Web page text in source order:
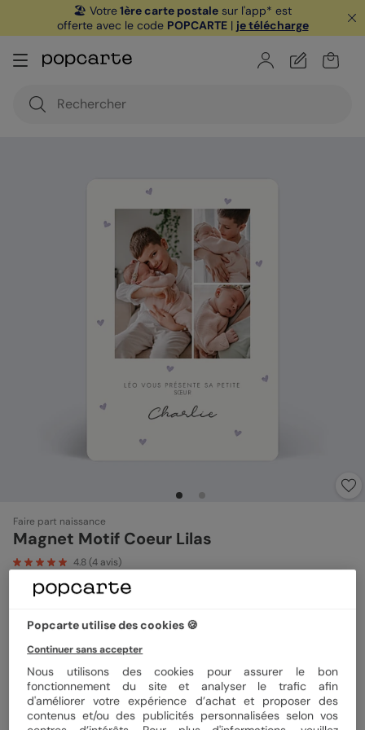
🏖️ Votre1ère carte postale sur l'app* est
offerte avec le code POPCARTE| je télécharge
Faire part naissance
Magnet Motif Coeur Lilas
4.8(4avis)
Quantité Échantillon personnalisé
Popcarte utilise des cookies 🍪
Continuer sans accepter
Nous utilisons des cookies pour assurer le bon
fonctionnement du site et analyser le trafic afin
d'améliorer votre expérience d’achat et proposer des
contenus et/ou des publicités personnalisées selon vos